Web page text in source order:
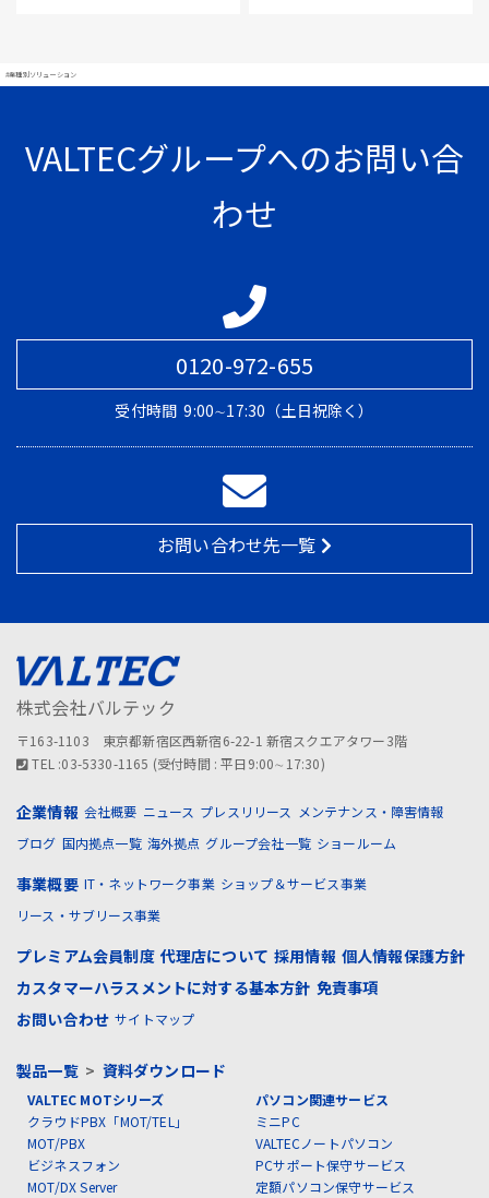
#業種別ソリューション
VALTECグループへのお問い合
わせ
0120-972-655
受付時間 9:00∼17:30（土日祝除く）
お問い合わせ先一覧
株式会社バルテック
〒163-1103 東京都新宿区西新宿6-22-1 新宿スクエアタワー3階
TEL :03-5330-1165 (受付時間 : 平日9:00∼17:30)
企業情報 会社概要 ニュース プレスリリース
メンテナンス・障害情報
ブログ 国内拠点一覧 海外拠点 グループ会社一覧 ショールーム
事業概要 IT・ネットワーク事業 ショップ＆サービス事業
リース・サブリース事業
プレミアム会員制度 代理店について 採用情報 個人情報保護方針
カスタマーハラスメントに対する基本方針 免責事項
お問い合わせ サイトマップ
製品一覧> 資料ダウンロード
VALTEC MOTシリーズ
クラウドPBX「MOT/TEL」
MOT/PBX
ビジネスフォン
MOT/DX Server
パソコン関連サービス
ミニPC
VALTECノートパソコン
PCサポート保守サービス
定額パソコン保守サービス